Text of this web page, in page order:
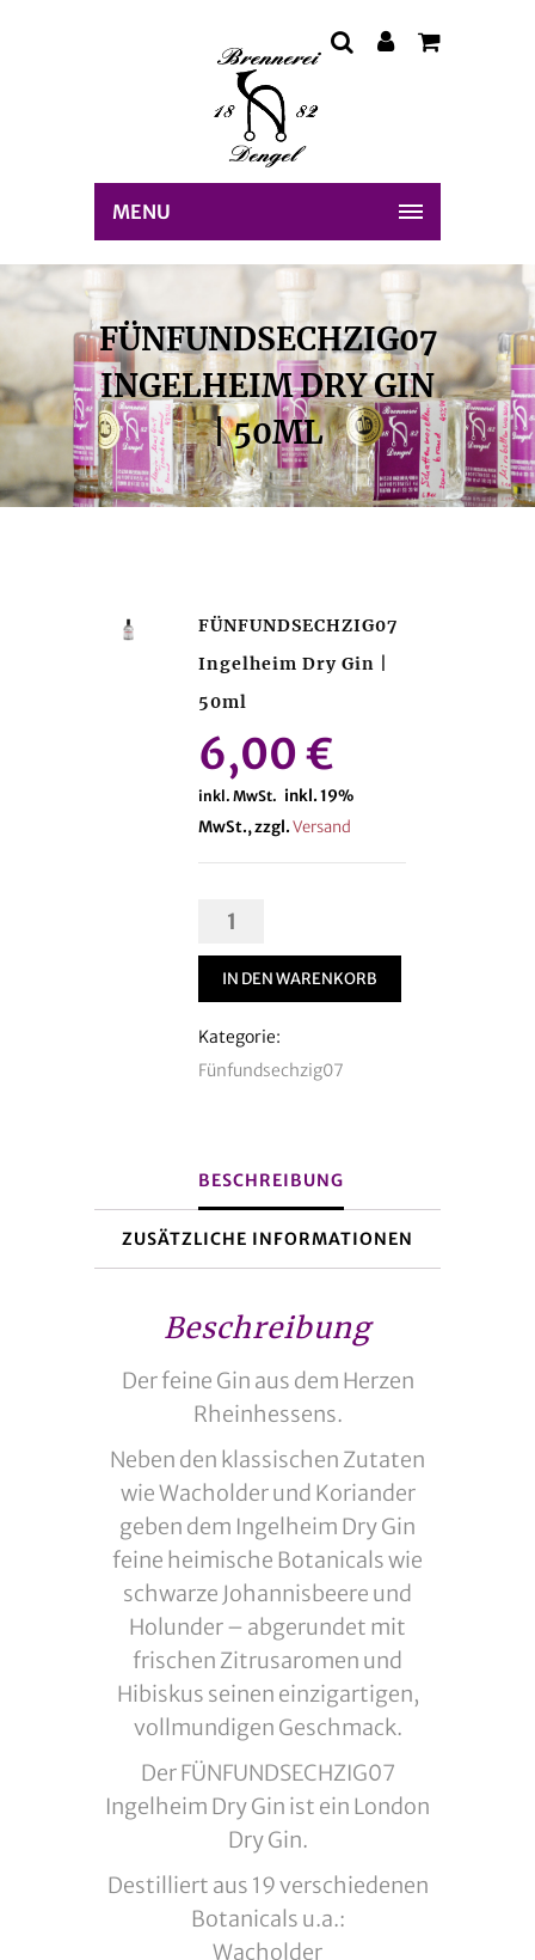
MENU
FÜNFUNDSECHZIG07
INGELHEIM DRY GIN
| 50ML
FÜNFUNDSECHZIG07
Ingelheim Dry Gin |
50ml
6,00 €
inkl. MwSt. inkl. 19%
MwSt., zzgl.Versand
FÜNFUNDSECHZIG07
Dry
|
50ml
IN DEN WARENKORB
Kategorie:
Fünfundsechzig07
BESCHREIBUNG
ZUSÄTZLICHE INFORMATIONEN
Beschreibung
Der feine Gin aus dem Herzen
Rheinhessens.
Neben den klassischen Zutaten
wie Wacholder und Koriander
geben dem Ingelheim Dry Gin
feine heimische Botanicals wie
schwarze Johannisbeere und
Holunder – abgerundet mit
frischen Zitrusaromen und
Hibiskus seinen einzigartigen,
vollmundigen Geschmack.
Der FÜNFUNDSECHZIG07
Ingelheim Dry Gin ist ein London
Dry Gin.
Destilliert aus 19 verschiedenen
Botanicals u.a.:
Wacholder